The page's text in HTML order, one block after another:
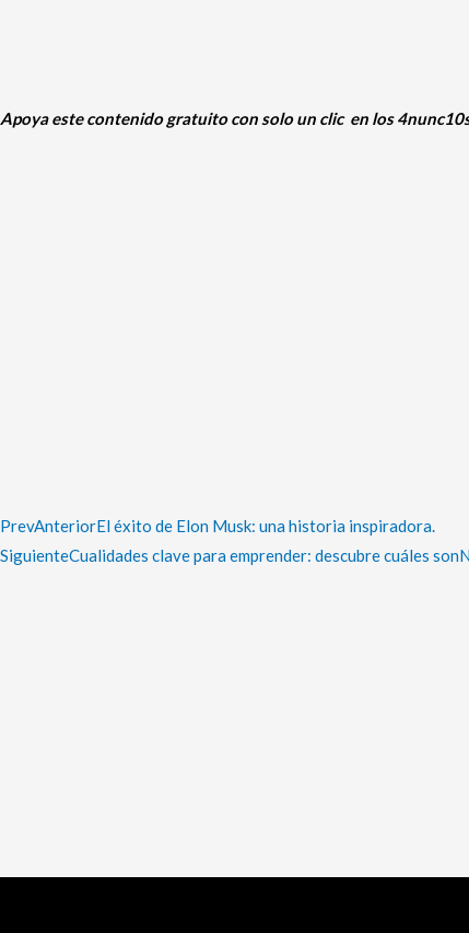
Apoya este contenido gratuito con solo un clic en los
PrevAnteriorEl éxito de Elon Musk: una historia inspiradora.
SiguienteCualidades clave para emprender: descubre cuáles son